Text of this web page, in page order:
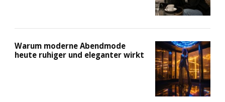
Warum moderne Abendmode
heute ruhiger und eleganter wirkt